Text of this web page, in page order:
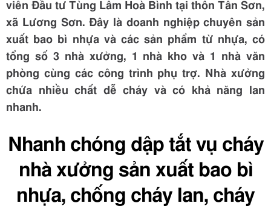
viên Đầu tư Tùng Lâm Hoà Bình tại thôn Tân Sơn,
xã Lương Sơn. Đây là doanh nghiệp chuyên sản
xuất bao bì nhựa và các sản phẩm từ nhựa, có
tổng số 3 nhà xưởng, 1 nhà kho và 1 nhà văn
phòng cùng các công trình phụ trợ. Nhà xưởng
chứa nhiều chất dễ cháy và có khả năng lan
nhanh.
Nhanh chóng dập tắt vụ cháy
nhà xưởng sản xuất bao bì
nhựa, chống cháy lan, cháy